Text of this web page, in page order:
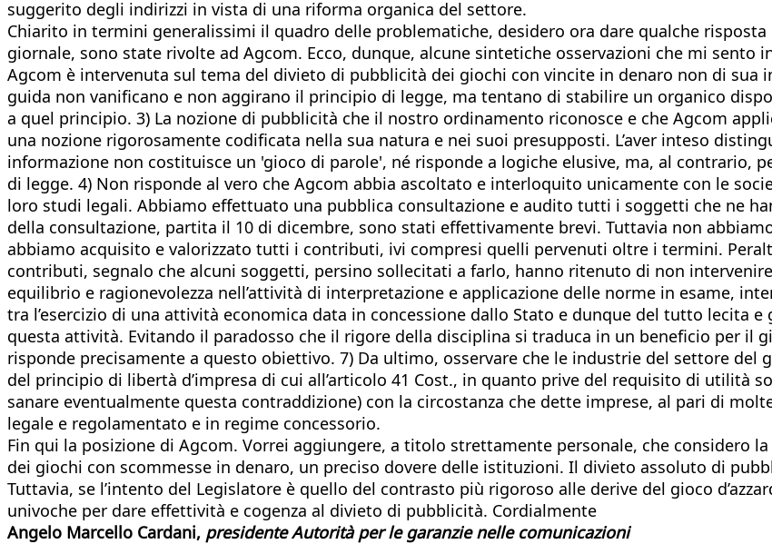
suggerito degli indirizzi in vista di una riforma organica del settore.
Chiarito in termini generalissimi il quadro delle problematiche, desidero ora dare qualche
giornale, sono state rivolte ad Agcom. Ecco, dunque, alcune sintetiche osservazioni che mi sento
Agcom è intervenuta sul tema del divieto di pubblicità dei giochi con vincite in denaro non di sua
guida non vanificano e non aggirano il principio di legge, ma tentano di stabilire un organico
a quel principio. 3) La nozione di pubblicità che il nostro ordinamento riconosce e che Agcom
una nozione rigorosamente codificata nella sua natura e nei suoi presupposti. L’aver inteso
informazione non costituisce un 'gioco di parole', né risponde a logiche elusive, ma, al contrario,
di legge. 4) Non risponde al vero che Agcom abbia ascoltato e interloquito unicamente con le
loro studi legali. Abbiamo effettuato una pubblica consultazione e audito tutti i soggetti che ne
della consultazione, partita il 10 di dicembre, sono stati effettivamente brevi. Tuttavia non
abbiamo acquisito e valorizzato tutti i contributi, ivi compresi quelli pervenuti oltre i termini.
contributi, segnalo che alcuni soggetti, persino sollecitati a farlo, hanno ritenuto di non
equilibrio e ragionevolezza nell’attività di interpretazione e applicazione delle norme in esame,
tra l’esercizio di una attività economica data in concessione dallo Stato e dunque del tutto lecita
questa attività. Evitando il paradosso che il rigore della disciplina si traduca in un beneficio per il
risponde precisamente a questo obiettivo. 7) Da ultimo, osservare che le industrie del settore del
del principio di libertà d’impresa di cui all’articolo 41 Cost., in quanto prive del requisito di utilità
sanare eventualmente questa contraddizione) con la circostanza che dette imprese, al pari di
legale e regolamentato e in regime concessorio.
Fin qui la posizione di Agcom. Vorrei aggiungere, a titolo strettamente personale, che considero
dei giochi con scommesse in denaro, un preciso dovere delle istituzioni. Il divieto assoluto di
Tuttavia, se l’intento del Legislatore è quello del contrasto più rigoroso alle derive del gioco
univoche per dare effettività e cogenza al divieto di pubblicità. Cordialmente
Angelo Marcello Cardani, presidente Autorità per le garanzie nelle comunicazioni